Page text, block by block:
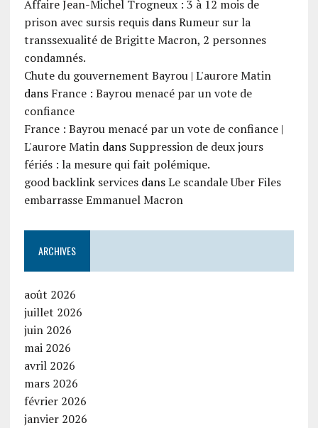
Affaire Jean-Michel Trogneux : 3 à 12 mois de
prison avec sursis requisdansRumeur sur la
transsexualité de Brigitte Macron, 2 personnes
condamnés.
Chute du gouvernement Bayrou | L'aurore Matin
dans France : Bayrou menacé par un vote de
confiance
France : Bayrou menacé par un vote de confiance |
L'aurore Matindans Suppression de deux jours
fériés : la mesure qui fait polémique.
good backlink servicesdansLe scandale Uber Files
embarrasse Emmanuel Macron
ARCHIVES
août 2026
juillet 2026
juin 2026
mai 2026
avril 2026
mars 2026
février 2026
janvier 2026